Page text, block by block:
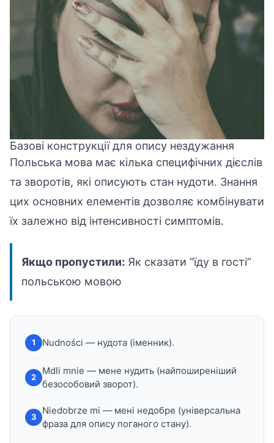
Базові конструкції для опису нездужання
Польська мова має кілька специфічних дієслів
та зворотів, які описують стан нудоти. Знання
цих основних елементів дозволяє комбінувати
їх залежно від інтенсивності симптомів.
Якщо пропустили: Як сказати “їду в гості”
польською мовою
1 Nudności — нудота (іменник).
2
Mdli mnie — мене нудить (найпоширеніший
безособовий зворот).
3
Niedobrze mi — мені недобре (універсальна
фраза для опису поганого стану).